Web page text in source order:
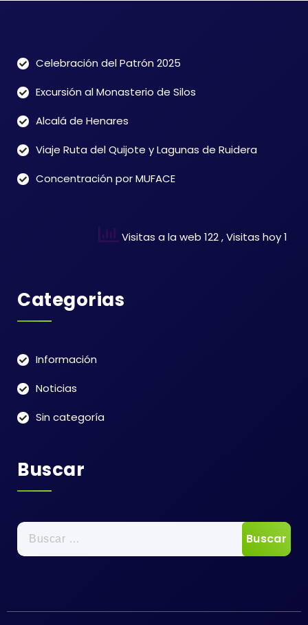
Celebración del Patrón 2025
Excursión al Monasterio de Silos
Alcalá de Henares
Viaje Ruta del Quijote y Lagunas de Ruidera
Concentración por MUFACE
Visitas a la web 122, Visitas hoy 1
Categorias
Información
Noticias
Sin categoría
Buscar